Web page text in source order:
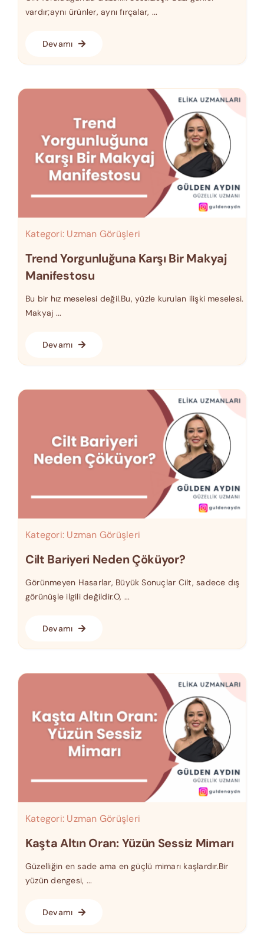
vardır;aynı ürünler, aynı fırçalar, ...
Devamı
Kategori: Uzman Görüşleri
Trend Yorgunluğuna Karşı Bir Makyaj
Manifestosu
Bu bir hız meselesi değil.Bu, yüzle kurulan ilişki meselesi.
Makyaj ...
Devamı
Kategori: Uzman Görüşleri
Cilt Bariyeri Neden Çöküyor?
Görünmeyen Hasarlar, Büyük Sonuçlar Cilt, sadece dış
görünüşle ilgili değildir.O, ...
Devamı
Kategori: Uzman Görüşleri
Kaşta Altın Oran: Yüzün Sessiz Mimarı
Güzelliğin en sade ama en güçlü mimarı kaşlardır.Bir
yüzün dengesi, ...
Devamı